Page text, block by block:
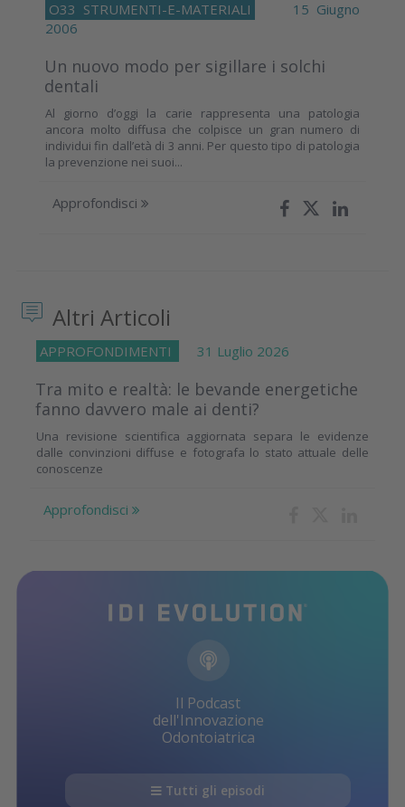
O33 STRUMENTI-E-MATERIALI
15 Giugno
2006
Un nuovo modo per sigillare i solchi
dentali
Al giorno d’oggi la carie rappresenta una patologia
ancora molto diffusa che colpisce un gran numero di
individui fin dall’età di 3 anni. Per questo tipo di patologia
la prevenzione nei suoi...
Approfondisci
Altri Articoli
APPROFONDIMENTI 31 Luglio 2026
Tra mito e realtà: le bevande energetiche
fanno davvero male ai denti?
Una revisione scientifica aggiornata separa le evidenze
dalle convinzioni diffuse e fotografa lo stato attuale delle
conoscenze
Approfondisci
Il Podcast
dell'Innovazione
Odontoiatrica
Tutti gli episodi